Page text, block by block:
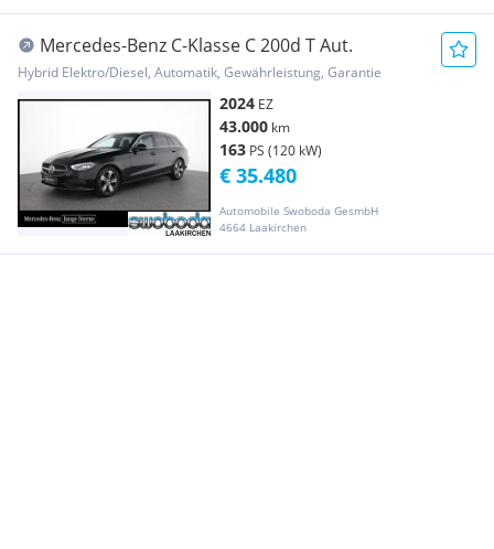
Mercedes-Benz C-Klasse C 200d T Aut.
Hybrid Elektro/Diesel, Automatik, Gewährleistung, Garantie
2024 EZ
43.000 km
163 PS (120 kW)
Automobile Swoboda GesmbH
4664 Laakirchen
€ 35.480